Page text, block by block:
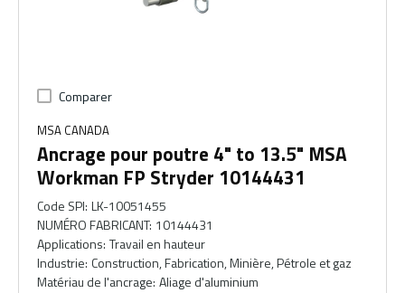
Comparer
MSA CANADA
Ancrage pour poutre 4" to 13.5" MSA
Workman FP Stryder 10144431
Code SPI: LK-10051455
NUMÉRO FABRICANT: 10144431
Applications: Travail en hauteur
Industrie: Construction, Fabrication, Minière, Pétrole et gaz
Matériau de l'ancrage: Aliage d'aluminium